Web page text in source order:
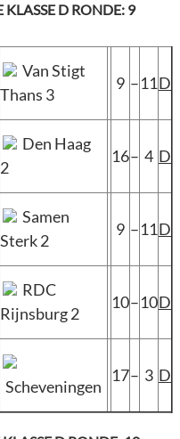
KLASSE D RONDE: 9
Van Stigt
Thans 3
9 –11D
Den Haag
2
16– 4 D
Samen
Sterk 2
9 –11D
RDC
Rijnsburg 2
10–10D
Scheveningen
17– 3 D